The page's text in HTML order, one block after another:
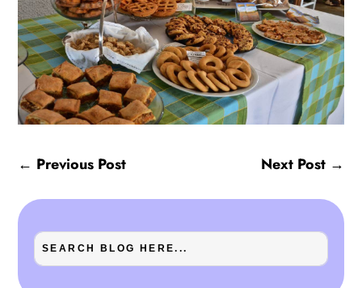
← Previous Post Next Post→